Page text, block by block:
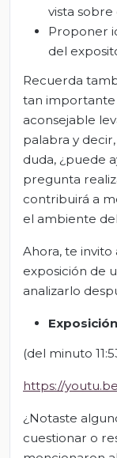
vista sobre
Proponer
del
Recuerda
tan
aconsejable
palabra y
duda, ¿puede
pregunta
contribuirá a
el ambiente
Ahora, te invito
exposición de
analizarlo
(del minuto
https://
¿Notaste
cuestionar o